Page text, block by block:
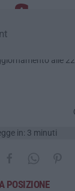
alle
in: 3 minuti
POSIZIONE